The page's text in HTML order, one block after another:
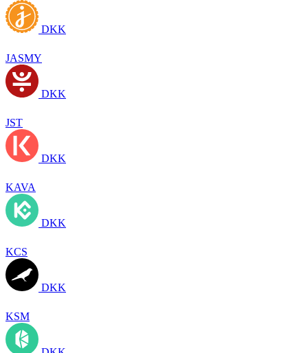
DKK
JASMY
DKK
JST
DKK
KAVA
DKK
KCS
DKK
KSM